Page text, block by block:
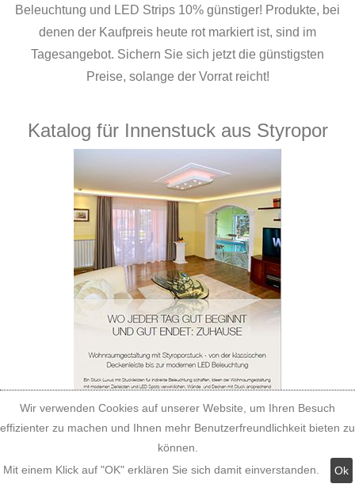
Beleuchtung und LED Strips 10% günstiger! Produkte, bei
denen der Kaufpreis heute rot markiert ist, sind im
Tagesangebot. Sichern Sie sich jetzt die günstigsten
Preise, solange der Vorrat reicht!
Katalog für Innenstuck aus Styropor
Wir verwenden Cookies auf unserer Website, um Ihren Besuch
effizienter zu machen und Ihnen mehr Benutzerfreundlichkeit bieten zu
können.
Mit einem Klick auf "OK" erklären Sie sich damit einverstanden.
Ok